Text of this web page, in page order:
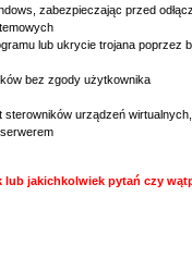
zabezpieczając przed
lub ukrycie trojana
bez zgody użytkownika
urządzeń
jakichkolwiek pytań czy